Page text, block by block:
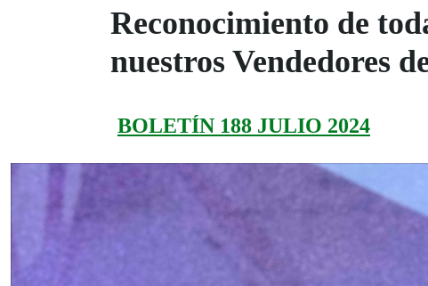
Reconocimiento de
nuestros Vendedores
BOLETÍN 188 JULIO 2024